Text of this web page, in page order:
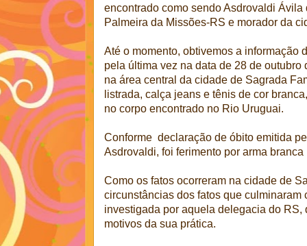
encontrado como sendo Asdrovaldi
Palmeira da Missões-RS e morador da
Até o momento, obtivemos a informação
pela última vez na data de 28 de outubro
na área central da cidade de Sagrada
listrada, calça jeans e tênis de cor
no corpo encontrado no Rio Uruguai.
Conforme declaração de óbito emitida
Asdrovaldi, foi ferimento por arma
Como os fatos ocorreram na cidade de
circunstâncias dos fatos que culminaram
investigada por aquela delegacia do RS,
motivos da sua prática.